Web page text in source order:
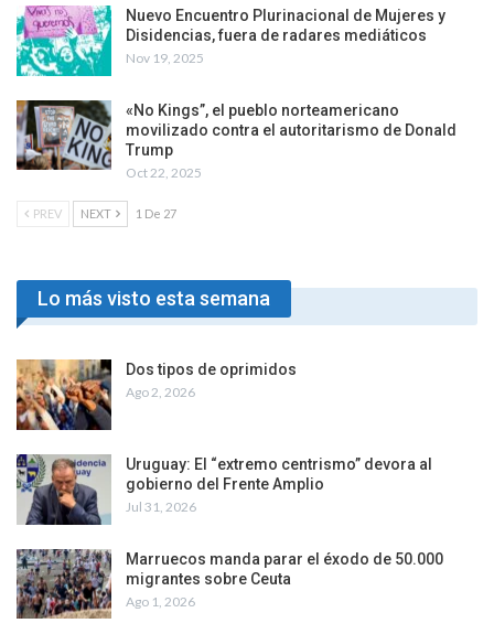
Nuevo Encuentro Plurinacional de Mujeres y
Disidencias, fuera de radares mediáticos
Nov 19, 2025
«No Kings”, el pueblo norteamericano
movilizado contra el autoritarismo de Donald
Trump
Oct 22, 2025
PREV NEXT 1 De 27
Lo más visto esta semana
Dos tipos de oprimidos
Ago 2, 2026
Uruguay: El “extremo centrismo” devora al
gobierno del Frente Amplio
Jul 31, 2026
Marruecos manda parar el éxodo de 50.000
migrantes sobre Ceuta
Ago 1, 2026